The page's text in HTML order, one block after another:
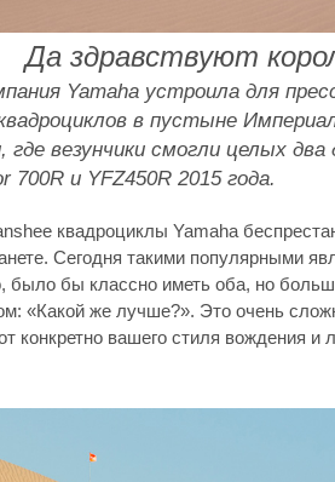
Да здравствуют
Yamaha устроила для
в пустыне
везунчики смогли целых
700R и YFZ450R 2015 года.
квадроциклы Yamaha
Сегодня такими популярными
было бы классно иметь оба, но
«Какой же лучше?». Это очень
конкретно вашего стиля вождения и